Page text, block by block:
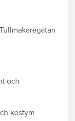
och
kostym